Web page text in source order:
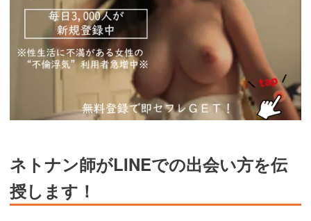
ネトナン師がLINEでの出会い方を伝
授します！